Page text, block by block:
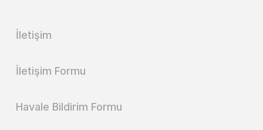
İletişim
İletişim Formu
Havale Bildirim Formu